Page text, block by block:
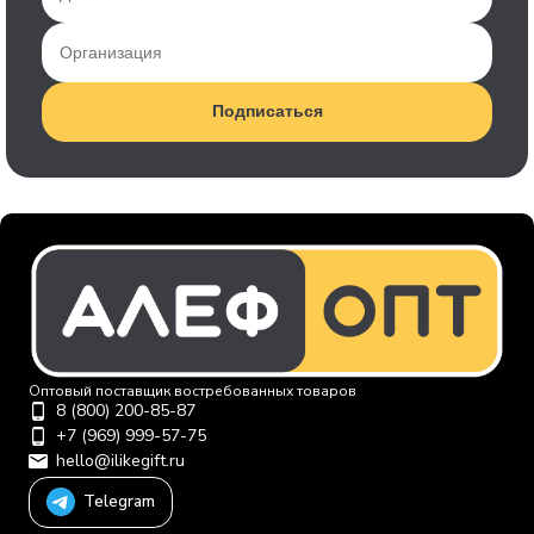
Подписаться
Оптовый поставщик востребованных товаров
8 (800) 200-85-87
+7 (969) 999-57-75
hello@ilikegift.ru
Telegram